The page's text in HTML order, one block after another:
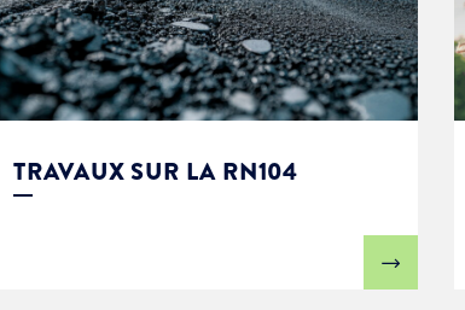
TRAVAUX SUR LA RN104